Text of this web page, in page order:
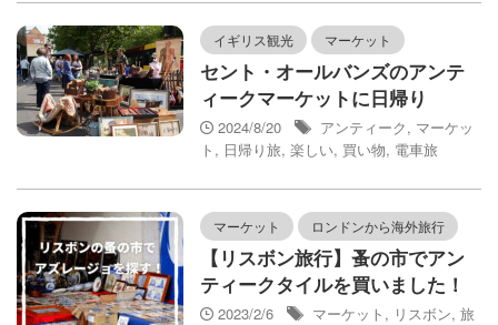
イギリス観光 マーケット
セント・オールバンズのアンテ
ィークマーケットに日帰り
2024/8/20
アンティーク, マーケッ
ト , 日帰り旅, 楽しい, 買い物, 電車旅
マーケット ロンドンから海外旅行
【リスボン旅行】蚤の市でアン
ティークタイルを買いました！
2023/2/6
マーケット , リスボン, 旅